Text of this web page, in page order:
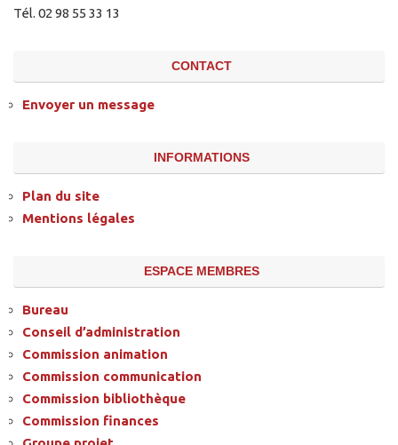
Tél. 02 98 55 33 13
CONTACT
Envoyer un message
INFORMATIONS
Plan du site
Mentions légales
ESPACE MEMBRES
Bureau
Conseil d’administration
Commission animation
Commission communication
Commission bibliothèque
Commission finances